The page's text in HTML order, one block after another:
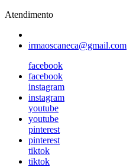
Atendimento
irmaoscaneca@gmail.com
facebook
facebook
instagram
instagram
youtube
youtube
pinterest
pinterest
tiktok
tiktok